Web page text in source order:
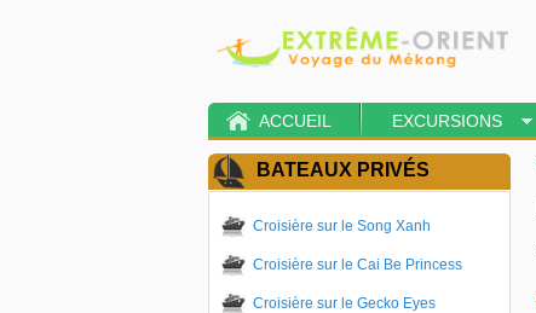
ACCUEIL EXCURSIONS
BATEAUX PRIVÉS
Croisière sur le Song Xanh
Croisière sur le Cai Be Princess
Croisière sur le Gecko Eyes